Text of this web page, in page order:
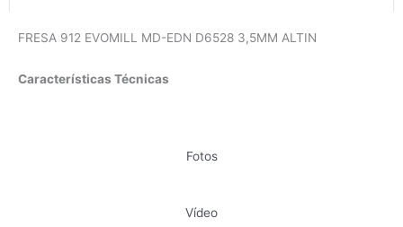
Fotos
Vídeo
FRESA 912 EVOMILL MD-EDN D6528 3,5MM ALTIN
Características Técnicas